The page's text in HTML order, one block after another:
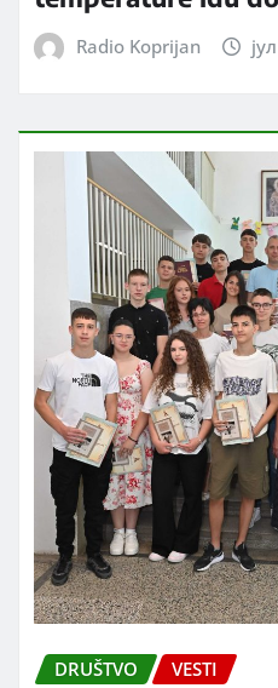
Radio Koprijan
DRUŠTVO VESTI